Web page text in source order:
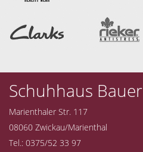
Schuhhaus Bauer
Marienthaler Str. 117
08060 Zwickau/Marienthal
Tel.: 0375/52 33 97